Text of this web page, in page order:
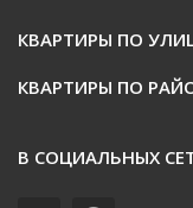
КВАРТИРЫ ПО
КВАРТИРЫ ПО
В СОЦИАЛЬНЫХ